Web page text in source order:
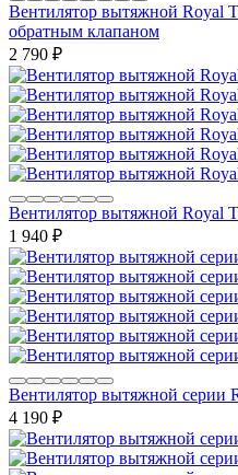
Вентилятор вытяжной Royal
обратным клапаном
2 790 ₽
Вентилятор вытяжной Royal
1 940 ₽
Вентилятор вытяжной серии
4 190 ₽